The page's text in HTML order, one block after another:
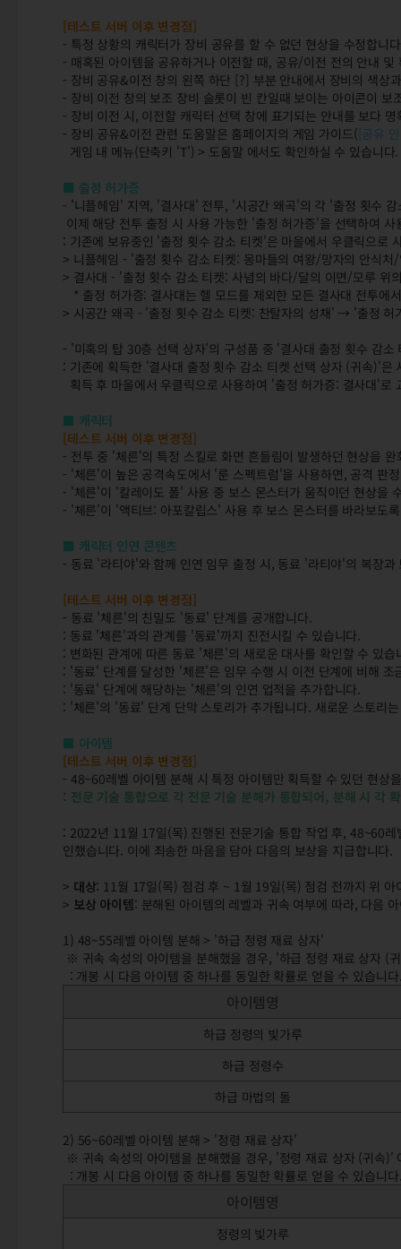
[테스트 서버 이후 변경점]
- 특정 상황의 캐릭터가 장비 공유를 할 수 없던 현상을 수정합니
- 매혹된 아이템을 공유하거나 이전할 때, 공유/이전 전의 안내 및
- 장비 공유&이전 창의 왼쪽 하단 [?] 부분 안내에서 장비의 색상
- 장비 이전 창의 보조 장비 슬롯이 빈 칸일때 보이는 아이콘이
- 장비 이전 시, 이전할 캐릭터 선택 창에 표기되는 안내를 보다
- 장비 공유&이전 관련 도움말은 홈페이지의 게임 가이드( [공유
게임 내 메뉴(단축키 'T') > 도움말 에서도 확인하실 수 있습니다.
■ 출정 허가증
- '니플헤임' 지역, '결사대' 전투, '시공간 왜곡'의 각 '출정 횟수
이제 해당 전투 출정 시 사용 가능한 '출정 허가증'을 선택하여
: 기존에 보유중인 '출정 횟수 감소 티켓'은 마을에서 우클릭으
> 니플헤임 - '출정 횟수 감소 티켓: 몽마들의 여왕/망자의 안식
> 결사대 - '출정 횟수 감소 티켓: 사념의 바다/달의 이면/모루
* 출정 허가증: 결사대는 헬 모드를 제외한 모든 결사대 전투에
> 시공간 왜곡 - '출정 횟수 감소 티켓: 찬탈자의 성채' → '출정 허
- '미혹의 탑 30층 선택 상자'의 구성품 중 '결사대 출정 횟수 감
: 기존에 획득한 '결사대 출정 횟수 감소 티켓 선택 상자 (귀속)'
획득 후 마을에서 우클릭으로 사용하여 '출정 허가증: 결사대'로
■ 캐릭터
[테스트 서버 이후 변경점]
- 전투 중 '체른'의 특정 스킬로 화면 흔들림이 발생하던 현상을 완
- '체른'이 높은 공격속도에서 '룬 스펙트럼'을 사용하면, 공격 판
- '체른'이 '칼레이도 폴' 사용 중 보스 몬스터가 움직이던 현상을
- '체른'이 '액티브: 아포칼립스' 사용 후 보스 몬스터를 바라보도
■ 캐릭터 인연 콘텐츠
- 동료 '라티야'와 함께 인연 임무 출정 시, 동료 '라티야'의 복장
[테스트 서버 이후 변경점]
- 동료 '체른'의 친밀도 '동료' 단계를 공개합니다.
: 동료 '체른'과의 관계를 '동료'까지 진전시킬 수 있습니다.
: 변화된 관계에 따른 동료 '체른'의 새로운 대사를 확인할 수 있습
: '동료' 단계를 달성한 '체른'은 임무 수행 시 이전 단계에 비해
: '동료' 단계에 해당하는 '체른'의 인연 업적을 추가합니다.
: '체른'의 '동료' 단계 단막 스토리가 추가됩니다. 새로운 스토리
■ 아이템
[테스트 서버 이후 변경점]
- 48~60레벨 아이템 분해 시 특정 아이템만 획득할 수 있던 현상
: 전문 기술 통합으로 각 전문 기술 분해가 통합되어, 분해 시 각
: 2022년 11월 17일(목) 진행된 전문기술 통합 작업 후, 48~60
인했습니다. 이에 죄송한 마음을 담아 다음의 보상을 지급합니다.
> 대상: 11월 17일(목) 점검 후 ~ 1월 19일(목) 점검 전까지 위 아
> 보상 아이템: 분해된 아이템의 레벨과 귀속 여부에 따라, 다음
1) 48~55레벨 아이템 분해 > '하급 정령 재료 상자'
※ 귀속 속성의 아이템을 분해했을 경우, '하급 정령 재료 상자 (
: 개봉 시 다음 아이템 중 하나를 동일한 확률로 얻을 수 있습니
아이템명
하급 정령의 빛가루
하급 정령수
하급 마법의 돌
2) 56~60레벨 아이템 분해 > '정령 재료 상자'
※ 귀속 속성의 아이템을 분해했을 경우, '정령 재료 상자 (귀속)'
: 개봉 시 다음 아이템 중 하나를 동일한 확률로 얻을 수 있습니
아이템명
정령의 빛가루